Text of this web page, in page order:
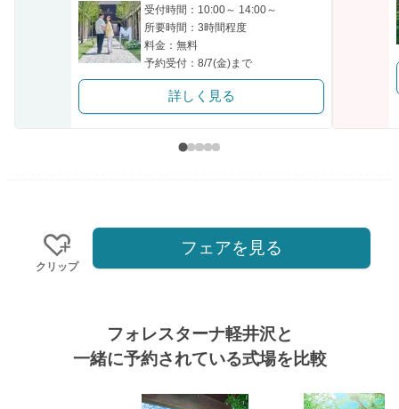
受付時間：10:00～ 14:00～
所要時間：3時間程度
料金：無料
予約受付：8/7(金)まで
詳しく見る
クリップ
フェアを見る
フォレスターナ軽井沢と
一緒に予約されている式場を比較